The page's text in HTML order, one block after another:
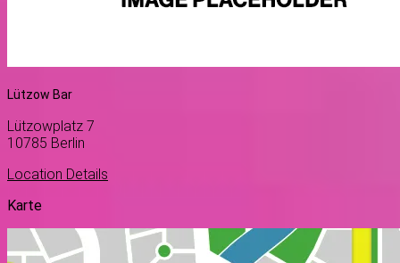
Lützow Bar
Lützowplatz 7
10785 Berlin
Location Details
Karte